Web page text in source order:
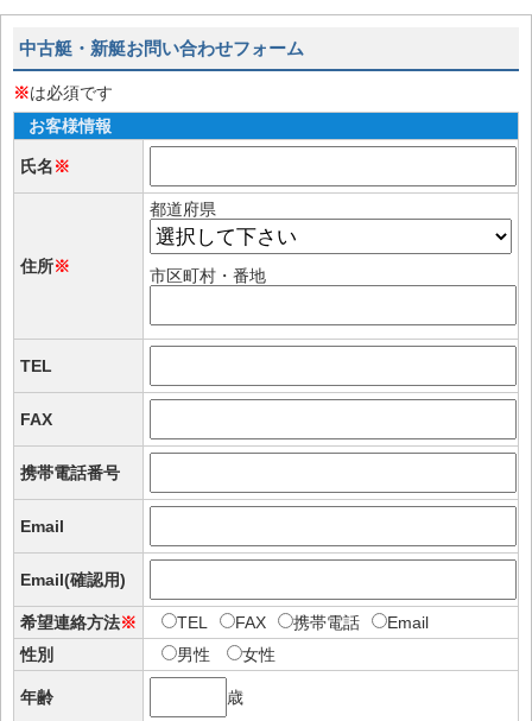
中古艇・新艇お問い合わせフォーム
※は必須です
お客様情報
氏名※
住所※
都道府県
市区町村・番地
TEL
FAX
携帯電話番号
Email
Email(確認用)
希望連絡方法※ TEL FAX 携帯電話
Email
性別
男性 女性
年齢 歳